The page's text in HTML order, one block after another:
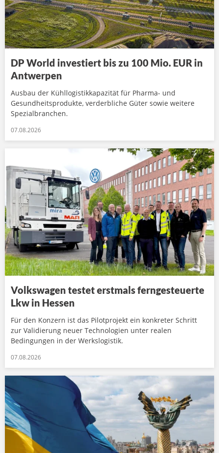
DP World investiert bis zu 100 Mio. EUR in
Antwerpen
Ausbau der Kühllogistikkapazität für Pharma- und
Gesundheitsprodukte, verderbliche Güter sowie weitere
Spezialbranchen.
07.08.2026
Volkswagen testet erstmals ferngesteuerte
Lkw in Hessen
Für den Konzern ist das Pilotprojekt ein konkreter Schritt
zur Validierung neuer Technologien unter realen
Bedingungen in der Werkslogistik.
07.08.2026